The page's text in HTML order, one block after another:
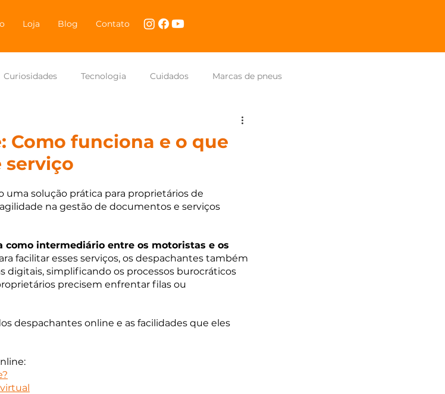
Loja Blog Contato
Curiosidades Tecnologia Cuidados Marcas de pneus
Como funciona e o que
serviço
solução prática para proprietários de
na gestão de documentos e serviços
como intermediário entre os motoristas e os
facilitar esses serviços, os despachantes também
digitais, simplificando os processos burocráticos
precisem enfrentar filas ou
despachantes online e as facilidades que eles